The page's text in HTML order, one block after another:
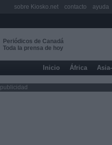
Periódicos de Canadá
Toda la prensa de hoy
Inicio África
publicidad
sobre Kiosko.net contacto ayuda